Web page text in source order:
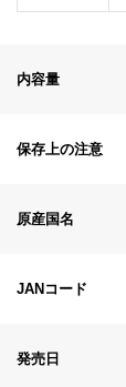
内容量
保存上の注意
原産国名
JANコード
発売日